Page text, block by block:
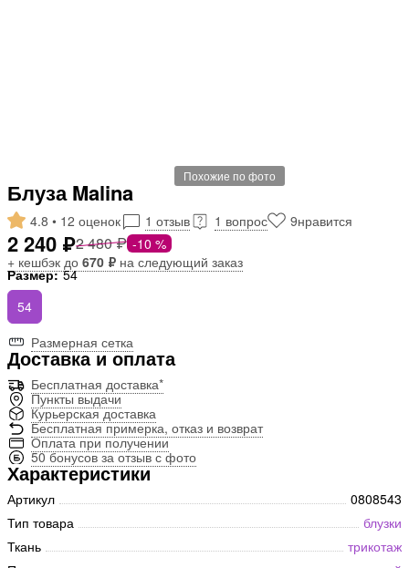
Похожие по фото
Блуза Malina
4.8 • 12 оценок 1 отзыв 1 вопрос 9нравится
2 480 ₽ -10 %
2 240 ₽
+ кешбэк до 670 ₽ на следующий заказ
Размер: 54
54
Размерная сетка
Доставка и оплата
Бесплатная доставка*
Пункты выдачи
Курьерская доставка
Бесплатная примерка, отказ и возврат
Оплата при получении
50 бонусов за отзыв с фото
Характеристики
Артикул
0808543
Тип товара
блузки
Ткань
трикотаж